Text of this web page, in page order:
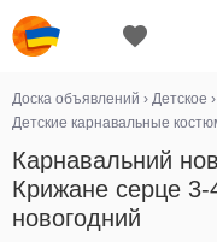
Доска объявлений › Детское ›
Детские карнавальные
Карнавальний
Крижане серце
новогодний